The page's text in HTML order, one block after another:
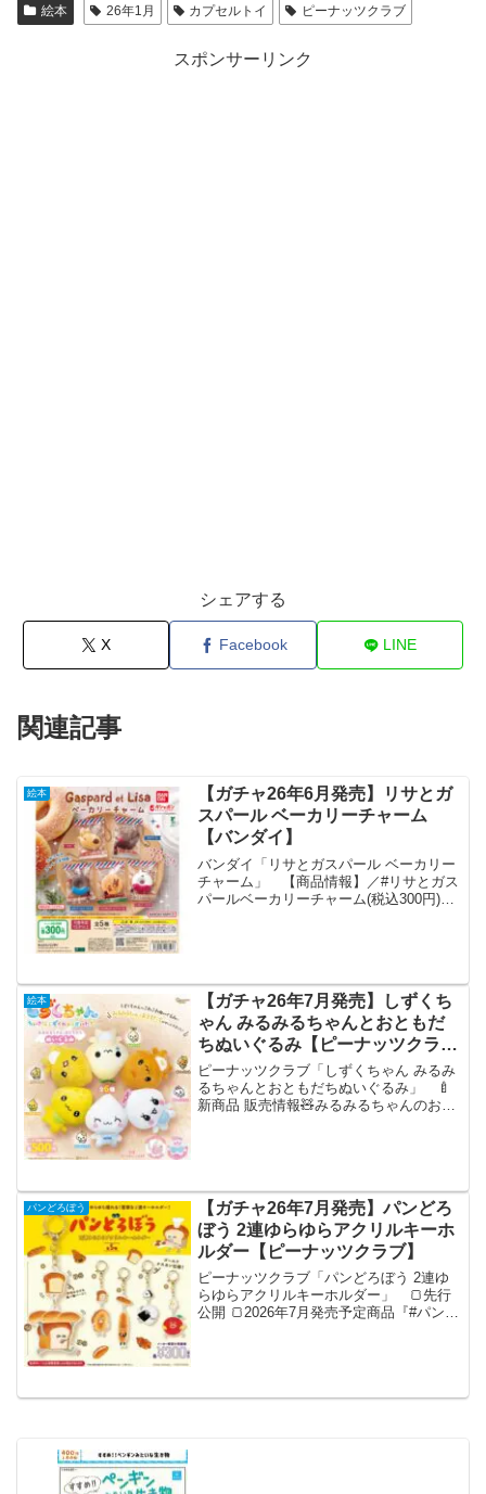
絵本 26年1月 カプセルトイ ピーナッツクラブ
スポンサーリンク
シェアする
X Facebook LINE
関連記事
絵本
【ガチャ26年6月発売】リサとガ
スパール ベーカリーチャーム
【バンダイ】
バンダイ「リサとガスパール ベーカリー
チャーム」 【商品情報】／#リサとガス
パールベーカリーチャーム(税込300円)＼
絵本
【ガチャ26年7月発売】しずくち
ゃん みるみるちゃんとおともだ
ちぬいぐるみ【ピーナッツクラ
ブ】
ピーナッツクラブ「しずくちゃん みるみ
るちゃんとおともだちぬいぐるみ」 🍼
新商品 販売情報🧸みるみるちゃんのお友
パンどろぼう
【ガチャ26年7月発売】パンどろ
ぼう 2連ゆらゆらアクリルキーホ
ルダー【ピーナッツクラブ】
ピーナッツクラブ「パンどろぼう 2連ゆ
らゆらアクリルキーホルダー」 🍞先行
公開 🍞2026年7月発売予定商品『#パンど